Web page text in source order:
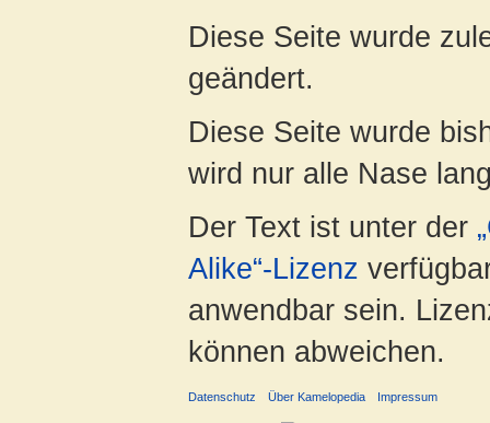
Diese Seite wurde
geändert.
Diese Seite wurde
wird nur alle Nase
Der Text ist unter der
Alike“-Lizenz
anwendbar sein.
können abweichen.
Datenschutz Über Kamelopedia Impressum